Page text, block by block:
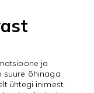
ja
suure õhinaga
ühtegi inimest,